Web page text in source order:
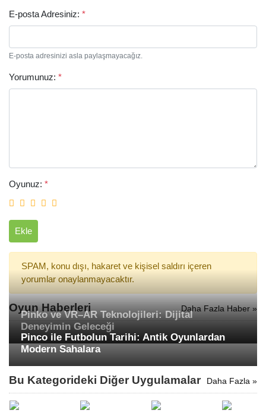
E-posta Adresiniz: *
E-posta adresinizi asla paylaşmayacağız.
Yorumunuz: *
Oyunuz: *
Ekle
SPAM, konu dışı, hakaret ve kişisel saldırı içeren
yorumlar onaylanmayacaktır.
Oyun Haberleri Daha Fazla Haber »
Pinko ve VR–AR Teknolojileri: Dijital
Deneyimin Geleceği
Pinco ile Futbolun Tarihi: Antik Oyunlardan
Modern Sahalara
Bu Kategorideki Diğer Uygulamalar Daha Fazla »